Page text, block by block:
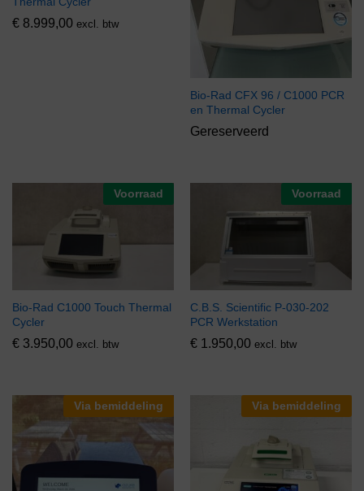
€ 8.999,00 excl. btw
Bio-Rad CFX 96 / C1000 PCR
en Thermal Cycler
Gereserveerd
Voorraad
Bio-Rad C1000 Touch Thermal
Cycler
€ 3.950,00 excl. btw
Voorraad
C.B.S. Scientific P-030-202
PCR Werkstation
€ 1.950,00 excl. btw
Via bemiddeling Via bemiddeling